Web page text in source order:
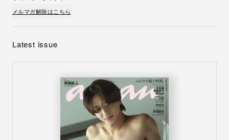
メルマガ解除はこちら
Latest issue